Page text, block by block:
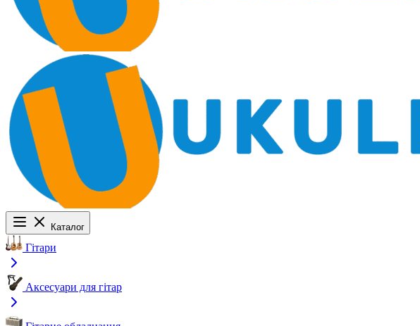
Каталог
Гітари
Аксесуари для гітар